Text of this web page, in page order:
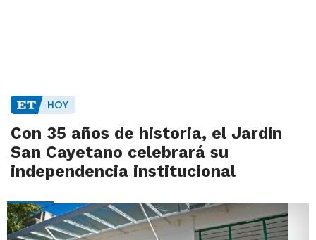
HOY
Con 35 años de historia, el Jardín
San Cayetano celebrará su
independencia institucional